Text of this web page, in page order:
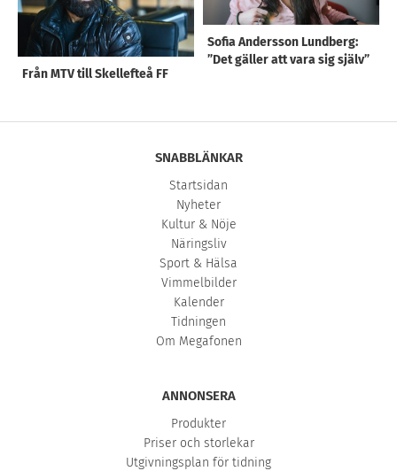
Från MTV till Skellefteå FF
Sofia Andersson Lundberg:
”Det gäller att vara sig själv”
SNABBLÄNKAR
Startsidan
Nyheter
Kultur & Nöje
Näringsliv
Sport & Hälsa
Vimmelbilder
Kalender
Tidningen
Om Megafonen
ANNONSERA
Produkter
Priser och storlekar
Utgivningsplan för tidning